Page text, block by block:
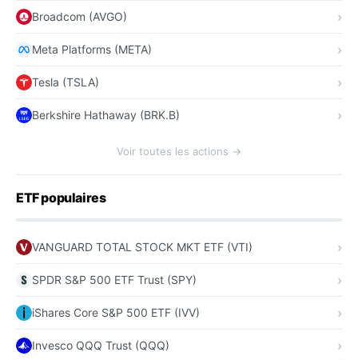
Broadcom (AVGO)
Meta Platforms (META)
Tesla (TSLA)
Berkshire Hathaway (BRK.B)
Voir toutes les actions →
ETF populaires
VANGUARD TOTAL STOCK MKT ETF (VTI)
SPDR S&P 500 ETF Trust (SPY)
iShares Core S&P 500 ETF (IVV)
Invesco QQQ Trust (QQQ)